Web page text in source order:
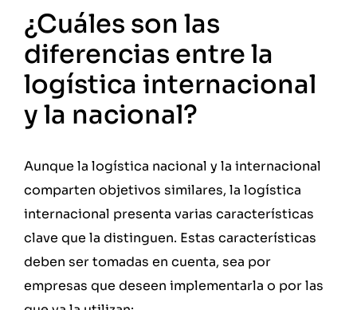
¿Cuáles son las
diferencias entre la
logística internacional
y la nacional?
Aunque la logística nacional y la internacional
comparten objetivos similares, la logística
internacional presenta varias características
clave que la distinguen. Estas características
deben ser tomadas en cuenta, sea por
empresas que deseen implementarla o por las